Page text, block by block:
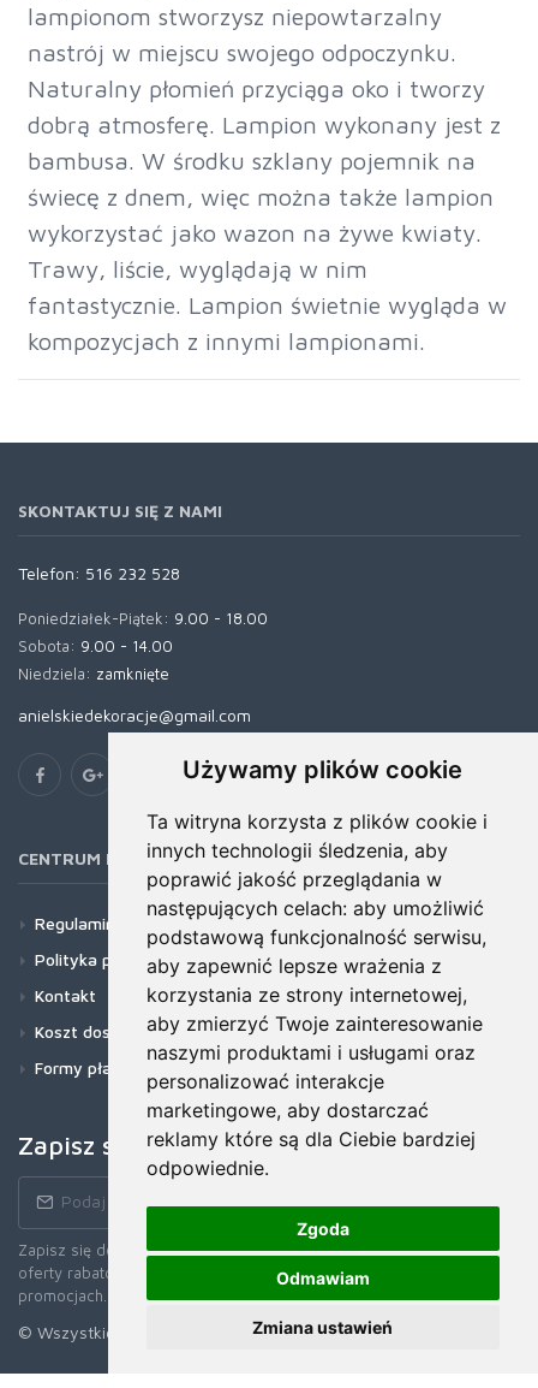
Używamy plików cookie
Ta witryna korzysta z plików cookie i
innych technologii śledzenia, aby
poprawić jakość przeglądania w
następujących celach: aby umożliwić
podstawową funkcjonalność serwisu,
aby zapewnić lepsze wrażenia z
korzystania ze strony internetowej,
aby zmierzyć Twoje zainteresowanie
naszymi produktami i usługami oraz
personalizować interakcje
marketingowe, aby dostarczać
reklamy które są dla Ciebie bardziej
odpowiednie.
Zgoda
Odmawiam
Zmiana ustawień
lampionom stworzysz niepowtarzalny
nastrój w miejscu swojego odpoczynku.
Naturalny płomień przyciąga oko i tworzy
dobrą atmosferę. Lampion wykonany jest z
bambusa. W środku szklany pojemnik na
świecę z dnem, więc można także lampion
wykorzystać jako wazon na żywe kwiaty.
Trawy, liście, wyglądają w nim
fantastycznie. Lampion świetnie wygląda w
kompozycjach z innymi lampionami.
SKONTAKTUJ SIĘ Z NAMI
Telefon: 516 232 528
Poniedziałek-Piątek: 9.00 - 18.00
Sobota: 9.00 - 14.00
Niedziela: zamknięte
anielskiedekoracje@gmail.com
CENTRUM POMOCY
Regulamin
Polityka prywatności
Kontakt
Koszt dostawy
Formy płatności
Zapisz się do newslettera!
Zapisz się do naszego Newslettera, aby otrzymywać wczesne
oferty rabatowe, najnowsze wiadomości, informacje o sprzedaży i
promocjach.
© Wszystkie prawa zastrzerzone. 2026